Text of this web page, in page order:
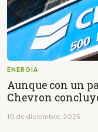
ENERGÍA
Aunque con un
Chevron
10 de diciembre, 2025